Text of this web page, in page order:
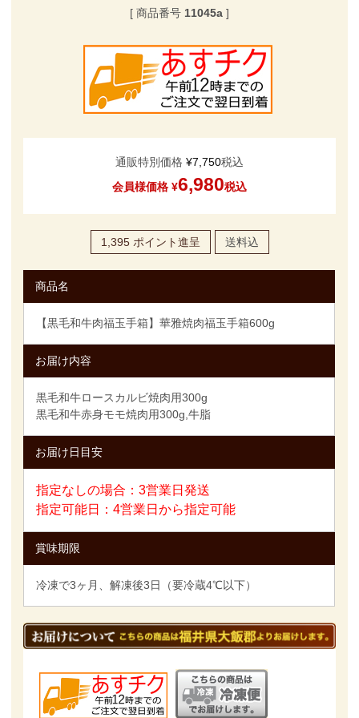
商品番号 11045a
通販特別価格 ¥7,750税込
会員様価格 ¥6,980税込
1,395 ポイント進呈 送料込
商品名
【黒毛和牛肉福玉手箱】華雅焼肉福玉手箱600g
お届け内容
黒毛和牛ロースカルビ焼肉用300g
黒毛和牛赤身モモ焼肉用300g,牛脂
お届け日目安
指定なしの場合：3営業日発送
指定可能日：4営業日から指定可能
賞味期限
冷凍で3ヶ月、解凍後3日（要冷蔵4℃以下）